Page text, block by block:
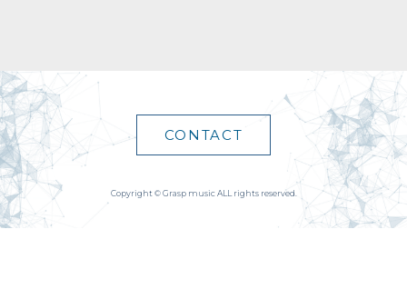
CONTACT
Copyright © Grasp music ALL rights reserved.